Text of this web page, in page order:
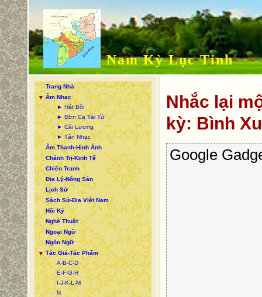
Nam Kỳ Lục Tỉnh
Trang Nhà
▼ Âm Nhạc
► Hát Bội
► Đờn Ca Tài Tử
► Cải Lương
► Tân Nhạc
Âm Thanh-Hình Ảnh
Chánh Trị-Kinh Tế
Chiến Tranh
Địa Lý-Nông Sản
Lịch Sử
Sách Sử-Địa Việt Nam
Hồi Ký
Nghệ Thuật
Ngoại Ngữ
Ngôn Ngữ
▼ Tác Giả-Tác Phẩm
A-B-C-D
E-F-G-H
I-J-K-L-M
N
Nhắc lại
kỳ: Bình
Google